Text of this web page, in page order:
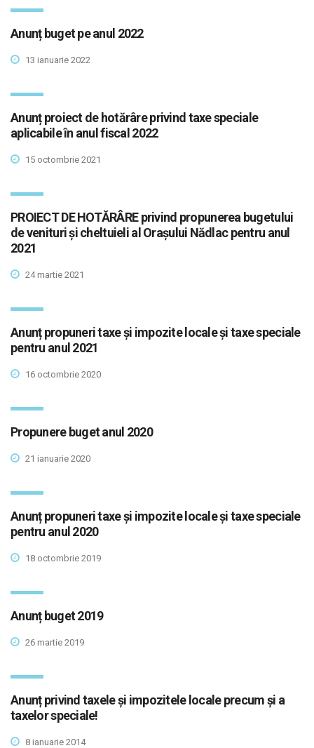
Anunț buget pe anul 2022
13 ianuarie 2022
Anunț proiect de hotărâre privind taxe speciale
aplicabile în anul fiscal 2022
15 octombrie 2021
PROIECT DE HOTĂRÂRE privind propunerea bugetului
de venituri și cheltuieli al Orașului Nădlac pentru anul
2021
24 martie 2021
Anunț propuneri taxe și impozite locale și taxe speciale
pentru anul 2021
16 octombrie 2020
Propunere buget anul 2020
21 ianuarie 2020
Anunț propuneri taxe și impozite locale și taxe speciale
pentru anul 2020
18 octombrie 2019
Anunț buget 2019
26 martie 2019
Anunț privind taxele și impozitele locale precum și a
taxelor speciale!
8 ianuarie 2014